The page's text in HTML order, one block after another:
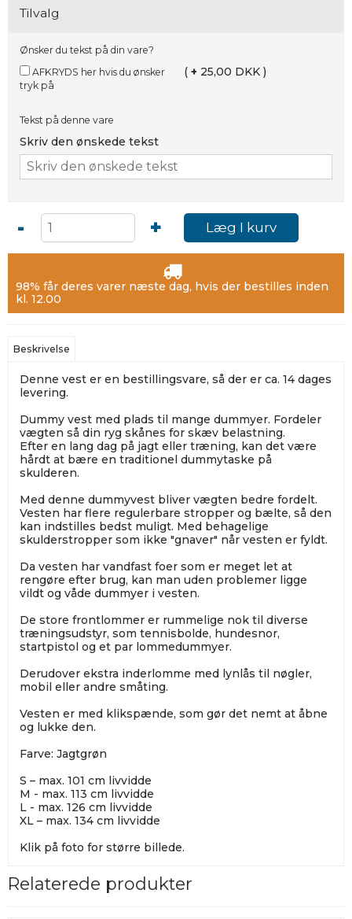
Tilvalg
Ønsker du tekst på din vare?
tryk på
( + 25,00 DKK )
Tekst på denne vare
Skriv den ønskede tekst
- + Læg I kurv
98% får deres varer næste dag, hvis der bestilles inden
kl. 12.00
Beskrivelse
Denne vest er en bestillingsvare, så der er ca. 14 dages
levering.
Dummy vest med plads til mange dummyer. Fordeler
vægten så din ryg skånes for skæv belastning.
Efter en lang dag på jagt eller træning, kan det være
hårdt at bære en traditionel dummytaske på
skulderen.
Med denne dummyvest bliver vægten bedre fordelt.
Vesten har flere regulerbare stropper og bælte, så den
kan indstilles bedst muligt. Med behagelige
skulderstropper som ikke "gnaver" når vesten er fyldt.
Da vesten har vandfast foer som er meget let at
rengøre efter brug, kan man uden problemer ligge
vildt og våde dummyer i vesten.
De store frontlommer er rummelige nok til diverse
træningsudstyr, som tennisbolde, hundesnor,
startpistol og et par lommedummyer.
Derudover ekstra inderlomme med lynlås til nøgler,
mobil eller andre småting.
Vesten er med klikspænde, som gør det nemt at åbne
og lukke den.
Farve: Jagtgrøn
S – max. 101 cm livvidde
M - max. 113 cm livvidde
L - max. 126 cm livvidde
XL – max. 134 cm livvidde
Klik på foto for større billede.
Relaterede produkter